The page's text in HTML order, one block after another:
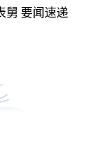
舅 要闻速递